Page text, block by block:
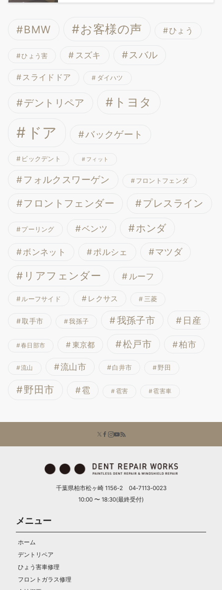
BMW お客様の声 ひょう
ひょう害 スズキ スバル
スライドドア ダイハツ
デントリペア トヨタ
ドア バックゲート
ビックデント フィット
フォルクスワーゲン フロントフェンダ
フロントフェンダー プレスライン
プーリング ベンツ ホンダ
ボンネット ポルシェ マツダ
リアフェンダー ルーフ
ルーフサイド レクサス 三菱
取手市 我孫子 我孫子市 日産
春日部市 東京都 松戸市 柏市
流山 流山市 白井市 野田
野田市 雹 雹害 雹害車
千葉県柏市松ヶ崎 1156-2 04-7113-0023
10:00 〜 18:30(最終受付)
メニュー
ホーム
デントリペア
ひょう害車修理
フロントガラス修理